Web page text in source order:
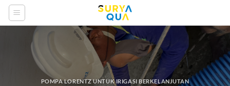
Skip
POMPA LORENTZ UNTUK IRIGASI BERKELANJUTAN